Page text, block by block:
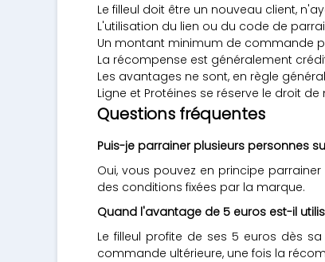
Le filleul doit être un nouveau client,
L'utilisation du lien ou du code de
Un montant minimum de commande
La récompense est généralement
Les avantages ne sont, en règle
Ligne et Protéines se réserve le droit
Questions fréquentes
Puis-je parrainer plusieurs personnes
Oui, vous pouvez en principe
des conditions fixées par la marque.
Quand l'avantage de 5 euros est-il
Le filleul profite de ses 5 euros dès
commande ultérieure, une fois la